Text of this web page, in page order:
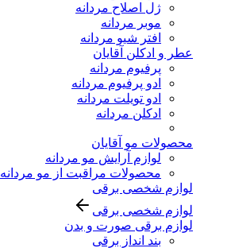
ژل اصلاح مردانه
موبر مردانه
افتر شیو مردانه
عطر و ادکلن آقایان
پرفیوم مردانه
ادو پرفیوم مردانه
ادو تویلت مردانه
ادکلن مردانه
محصولات مو آقایان
لوازم آرایش مو مردانه
محصولات مراقبت از مو مردانه
لوازم شخصی برقی
لوازم شخصی برقی
لوازم برقی صورت و بدن
بند انداز برقی